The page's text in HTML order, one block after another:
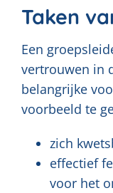
Taken
Een
vertrouwen in
belangrijke
voorbeeld te
zich
effectief
voor het